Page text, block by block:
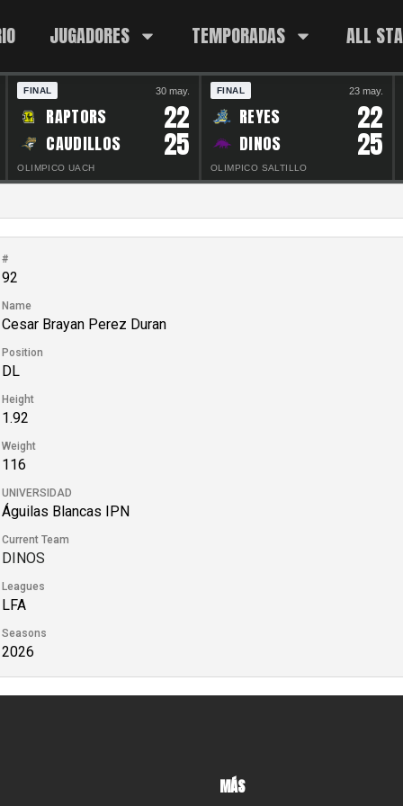
JUGADORES TEMPORADAS ALL
FINAL 30 may.
RAPTORS 22
CAUDILLOS 25
OLIMPICO UACH
FINAL 23 may.
REYES 22
DINOS 25
OLIMPICO SALTILLO
#
92
Name
Cesar Brayan Perez Duran
Position
DL
Height
1.92
Weight
116
UNIVERSIDAD
Águilas Blancas IPN
Current Team
DINOS
Leagues
LFA
Seasons
2026
MÁS